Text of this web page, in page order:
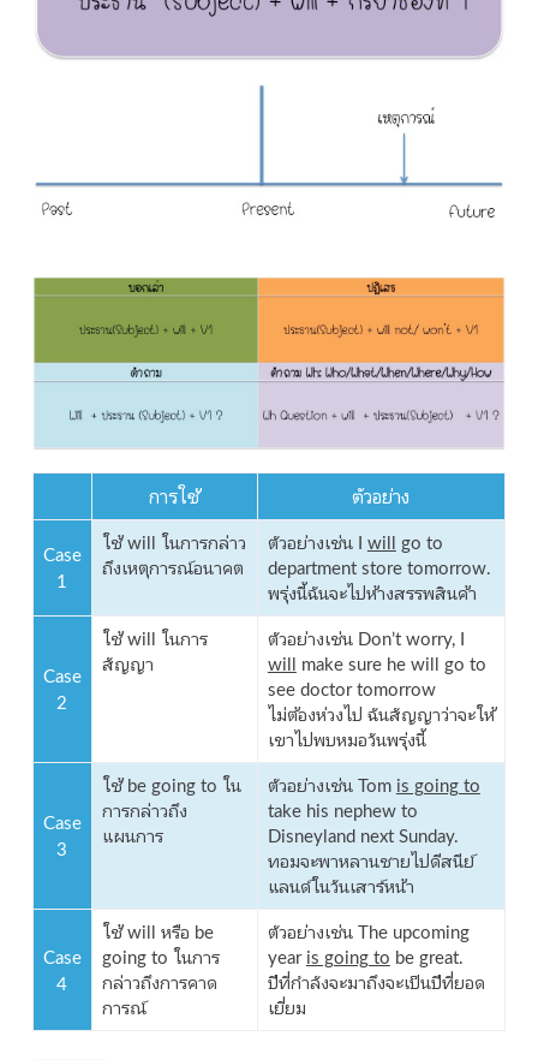
การใช้ ตัวอย่าง
Case
1
ใช้ will ในการกล่าว
ถึงเหตุการณ์อนาคต
ตัวอย่างเช่น I will go to
department store tomorrow.
พรุ่งนี้ฉันจะไปห้างสรรพสินค้า
Case
2
ใช้ will ในการ
สัญญา
ตัวอย่างเช่น Don’t worry, I
will make sure he will go to
see doctor tomorrow
ไม่ต้องห่วงไป ฉันสัญญาว่าจะให้
เขาไปพบหมอวันพรุ่งนี้
Case
3
ใช้ be going to ใน
การกล่าวถึง
แผนการ
ตัวอย่างเช่น Tom is going to
take his nephew to
Disneyland next Sunday.
ทอมจะพาหลานชายไปดีสนีย์
แลนด์ในวันเสาร์หน้า
Case
4
ใช้ will หรือ be
going to ในการ
กล่าวถึงการคาด
การณ์
ตัวอย่างเช่น The upcoming
year is going to be great.
ปีที่กำลังจะมาถึงจะเป็นปีที่ยอด
เยี่ยม